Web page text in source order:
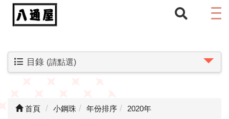
目錄 (請點選)
首頁 小鋼珠 年份排序 2020年